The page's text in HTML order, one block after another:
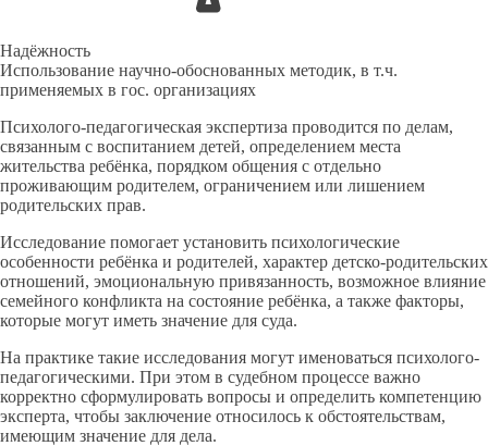
Надёжность
Использование научно-обоснованных методик, в т.ч.
применяемых в гос. организациях
Психолого-педагогическая экспертиза проводится по делам,
связанным с воспитанием детей, определением места
жительства ребёнка, порядком общения с отдельно
проживающим родителем, ограничением или лишением
родительских прав.
Исследование помогает установить психологические
особенности ребёнка и родителей, характер детско-родительских
отношений, эмоциональную привязанность, возможное влияние
семейного конфликта на состояние ребёнка, а также факторы,
которые могут иметь значение для суда.
На практике такие исследования могут именоваться психолого-
педагогическими. При этом в судебном процессе важно
корректно сформулировать вопросы и определить компетенцию
эксперта, чтобы заключение относилось к обстоятельствам,
имеющим значение для дела.